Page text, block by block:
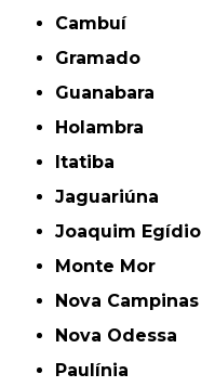
Cambuí
Gramado
Guanabara
Holambra
Itatiba
Jaguariúna
Joaquim Egídio
Monte Mor
Nova Campinas
Nova Odessa
Paulínia